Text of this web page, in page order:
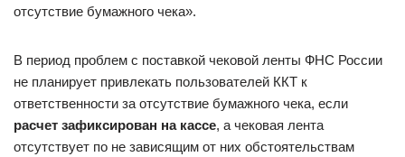
отсутствие бумажного чека».
В период проблем с поставкой чековой ленты ФНС России
не планирует привлекать пользователей ККТ к
ответственности за отсутствие бумажного чека, если
расчет зафиксирован на кассе, а чековая лента
отсутствует по не зависящим от них обстоятельствам